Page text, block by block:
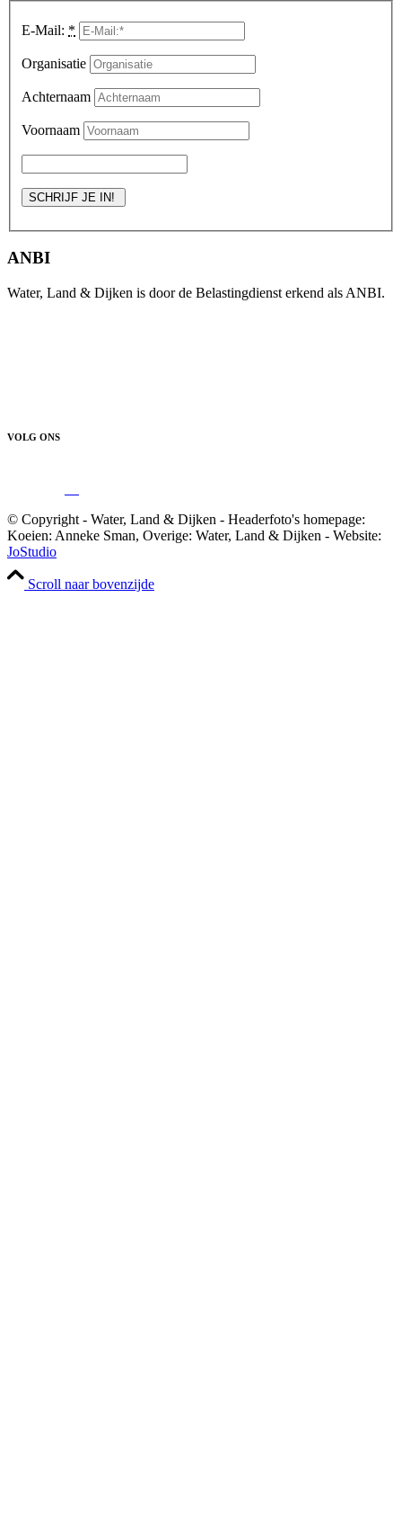
E-Mail: *
Organisatie
Achternaam
Voornaam
ANBI
Water, Land & Dijken is door de Belastingdienst erkend als ANBI.
VOLG ONS
© Copyright - Water, Land & Dijken - Headerfoto's homepage:
Koeien: Anneke Sman, Overige: Water, Land & Dijken - Website:
JoStudio
Scroll naar bovenzijde